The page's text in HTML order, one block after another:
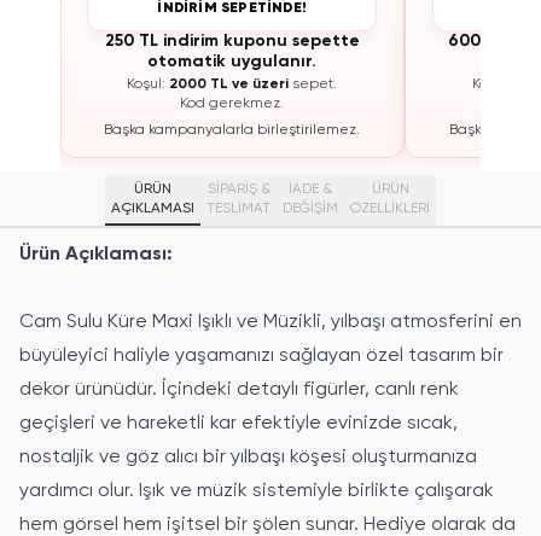
İNDİRİM SEPETİNDE!
250 TL indirim kuponu sepette
otomatik uygulanır.
Koşul: 2000 TL ve üzeri sepet.
Kod gerekmez.
Başka kampanyalarla birleştirilemez.
600 TL
Koşul:
Başka
ÜRÜN
AÇIKLAMASI
SİPARİŞ &
TESLİMAT
İADE &
DEĞİŞİM
ÜRÜN
ÖZELLIKLERI
Ürün Açıklaması:
Cam Sulu Küre Maxi Işıklı ve Müzikli, yılbaşı atmosferini en
büyüleyici haliyle yaşamanızı sağlayan özel tasarım bir
dekor ürünüdür. İçindeki detaylı figürler, canlı renk
geçişleri ve hareketli kar efektiyle evinizde sıcak,
nostaljik ve göz alıcı bir yılbaşı köşesi oluşturmanıza
yardımcı olur. Işık ve müzik sistemiyle birlikte çalışarak
hem görsel hem işitsel bir şölen sunar. Hediye olarak da